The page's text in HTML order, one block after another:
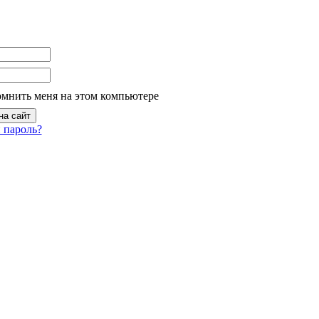
меня на этом компьютере